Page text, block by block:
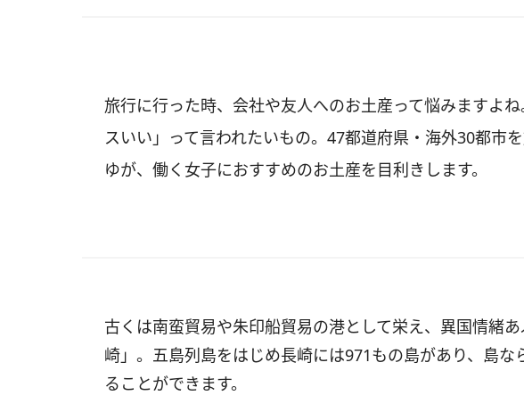
旅行に行った時、会社や友人へのお土産って悩みますよ
スいい」って言われたいもの。47都道府県・海外30都市
ゆが、働く女子におすすめのお土産を目利きします。
古くは南蛮貿易や朱印船貿易の港として栄え、 異国情緒
崎」。 五島列島をはじめ長崎には971もの島があり、 島な
ることができます。